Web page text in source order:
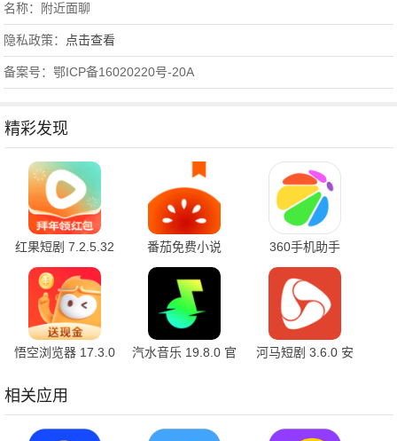
名称：附近面聊
隐私政策： 点击查看
备案号：鄂ICP备16020220号-20A
精彩发现
红果短剧 7.2.5.32
官方版
番茄免费小说
7.2.5.32 安卓版
360手机助手
10.2.2 官方版
悟空浏览器 17.3.0
汽水音乐 19.8.0 官
河马短剧 3.6.0 安
相关应用